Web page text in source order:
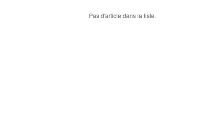
Pas d'article dans la liste.